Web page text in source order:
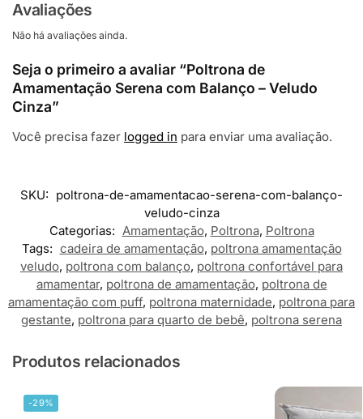
Avaliações
Não há avaliações ainda.
Seja o primeiro a avaliar “Poltrona de
Amamentação Serena com Balanço – Veludo
Cinza”
Você precisa fazer logged in para enviar uma avaliação.
SKU: poltrona-de-amamentacao-serena-com-balanço-
veludo-cinza
Categorias: Amamentação, Poltrona, Poltrona
Tags: cadeira de amamentação, poltrona amamentação
veludo, poltrona com balanço, poltrona confortável para
amamentar, poltrona de amamentação, poltrona de
amamentação com puff, poltrona maternidade, poltrona para
gestante, poltrona para quarto de bebê, poltrona serena
Produtos relacionados
-29%